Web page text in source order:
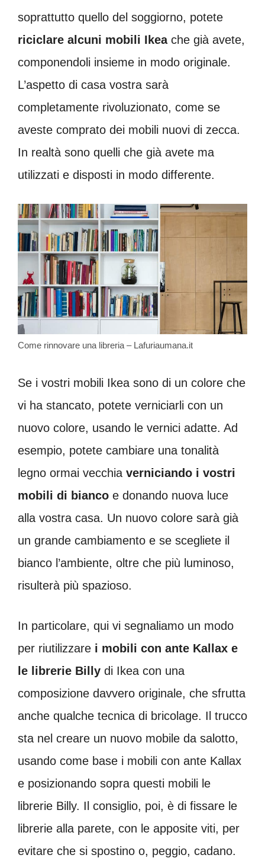
soprattutto quello del soggiorno, potete
riciclare alcuni mobili Ikeache già avete,
componendoli insieme in modo originale.
L’aspetto di casa vostra sarà
completamente rivoluzionato, come se
aveste comprato dei mobili nuovi di zecca.
In realtà sono quelli che già avete ma
utilizzati e disposti in modo differente.
Come rinnovare una libreria – Lafuriaumana.it
Se i vostri mobili Ikea sono di un colore che
vi ha stancato, potete verniciarli con un
nuovo colore, usando le vernici adatte. Ad
esempio, potete cambiare una tonalità
legno ormai vecchia verniciando i vostri
mobili di bianco e donando nuova luce
alla vostra casa. Un nuovo colore sarà già
un grande cambiamento e se scegliete il
bianco l’ambiente, oltre che più luminoso,
risulterà più spazioso.
In particolare, qui vi segnaliamo un modo
per riutilizzare i mobili con ante Kallax e
le librerie Billy di Ikea con una
composizione davvero originale, che sfrutta
anche qualche tecnica di bricolage. Il trucco
sta nel creare un nuovo mobile da salotto,
usando come base i mobili con ante Kallax
e posizionando sopra questi mobili le
librerie Billy. Il consiglio, poi, è di fissare le
librerie alla parete, con le apposite viti, per
evitare che si spostino o, peggio, cadano.